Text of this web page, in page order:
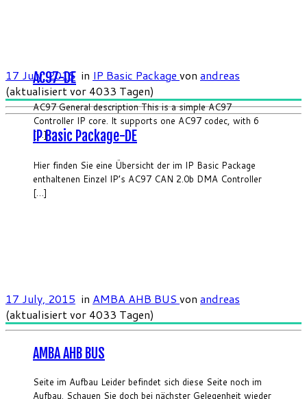
AC97-DE
AC97 General description This is a simple AC97
Controller IP core. It supports one AC97 codec, with 6
[…]
17 July, 2015in IP Basic Package von andreas
(aktualisiert vor 4033 Tagen)
IP Basic Package-DE
Hier finden Sie eine Übersicht der im IP Basic Package
enthaltenen Einzel IP’s AC97 CAN 2.0b DMA Controller
[…]
17 July, 2015 in AMBA AHB BUS von andreas
(aktualisiert vor 4033 Tagen)
AMBA AHB BUS
Seite im Aufbau Leider befindet sich diese Seite noch im
Aufbau. Schauen Sie doch bei nächster Gelegenheit wieder